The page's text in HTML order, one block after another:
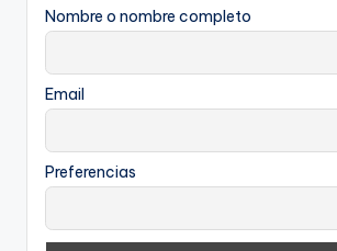
Nombre o nombre completo
Email
Preferencias